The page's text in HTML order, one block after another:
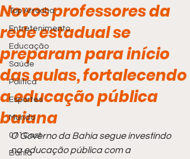
Top Arrocha
Entretenimento
Educação
Saúde
Política
Esportes
Mundo
071Cast
Bahia
Novos professores da
rede estadual se
preparam para início
das aulas, fortalecendo
a educação pública
baiana
O Governo da Bahia segue investindo
na educação pública com a